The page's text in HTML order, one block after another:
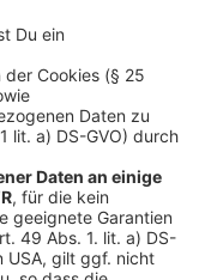
plant